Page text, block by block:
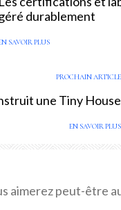
durablement
SAVOIR PLUS
PROCHAIN ARTICLE
une Tiny House
EN SAVOIR PLUS
aimerez peut-être